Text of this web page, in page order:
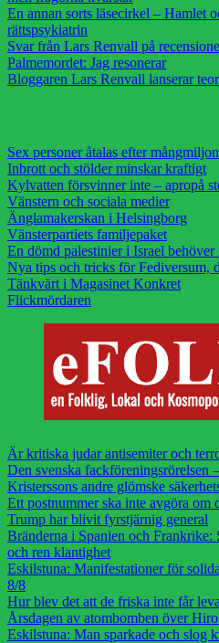
En annan sorts läsecirkel – Hamlet
rättspsykiatrin
Svar från Lars Renvall på
Palmemordet: Jag resonerar
Bloggaren Lars Renvall lanserar
Sex personer åtalas efter
Inbrott och stölder minskar kraftigt
Kylvatten försvinner inte – apropå
Vänstern och sociala medier
Änglamakerskan i Helsingborg
Vänsterpartiets familjepaket
En dömd palestinier i Israel
Nya tips och tricks för Fediversum,
Tänkvärt i Magasinet Konkret
Flickmördaren
Är kritiska judar antisemiter och
Den svenska fackföreningsrörelsen
Kristerssons andre glömske
Ett postnummer ska inte avgöra om
Trump har blivit fyrstjärnig general
Bränderna i Spanien och Frankrike:
och ren klantighet
Eskilstuna: Manifestationer för
8/8
Hur blev det att de friska inte får
Årsdagen av atombomben över
Eskilstuna: Man sparkade och slog